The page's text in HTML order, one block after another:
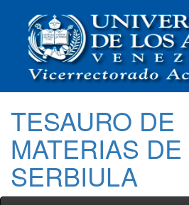
TESAURO DE
MATERIAS DE
SERBIULA